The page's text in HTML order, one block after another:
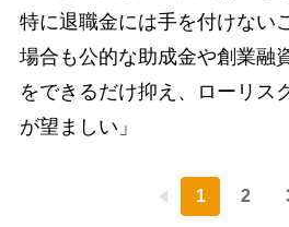
特に退職金には手を付けない
場合も公的な助成金や創業融
をできるだけ抑え、ローリス
が望ましい」
1 2